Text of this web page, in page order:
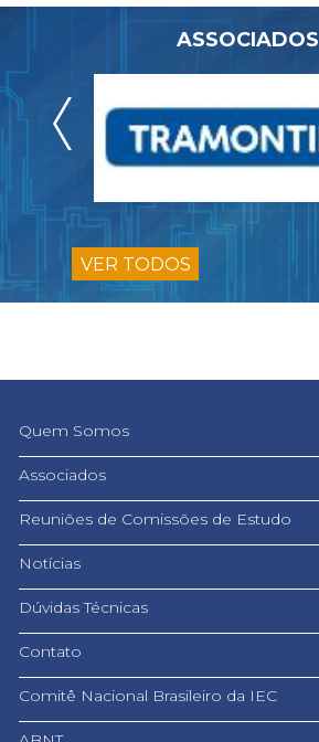
ASSOCIADOS
VER TODOS
Quem Somos
Associados
Reuniões de Comissões de Estudo
Notícias
Dúvidas Técnicas
Contato
Comitê Nacional Brasileiro da IEC